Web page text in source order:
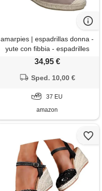
amarpies | espadrillas donna -
yute con fibbia - espadrilles
stilosi - cuneo medio e
modello acx26481, marrone,
34,95 €
Sped. 10,00 €
37 EU
amazon